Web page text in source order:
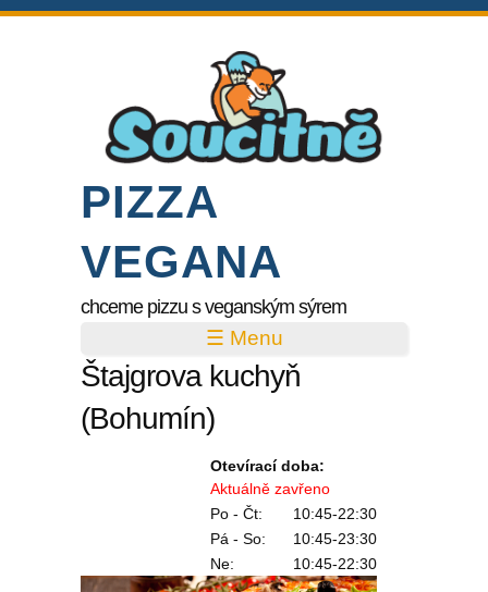
PIZZA
VEGANA
chceme pizzu s veganským sýrem
☰ Menu
Štajgrova kuchyň
(Bohumín)
Otevírací doba:
Aktuálně otevřeno
Aktuálně zavřeno
Po - Čt:
10:45-22:30
Pá - So:
10:45-23:30
Ne:
10:45-22:30